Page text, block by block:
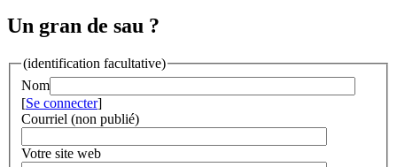
Un gran de sau ?
(identification facultative)
Nom
[Se connecter]
Courriel (non publié)
Votre site web